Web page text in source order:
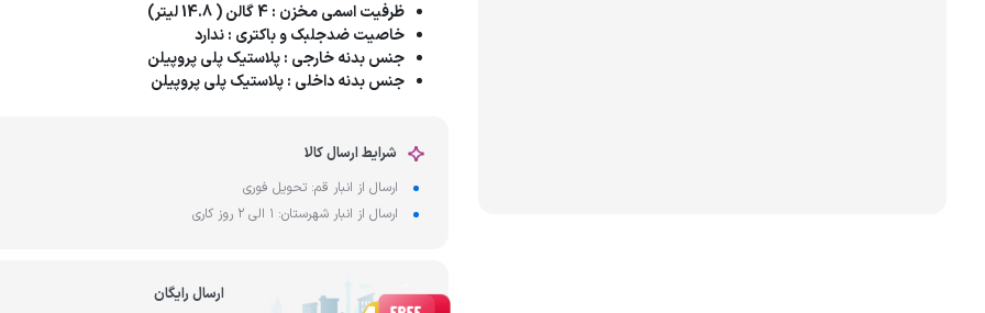
دستگاه‌ تصفیه آب 8 مرحله
دستگاه‌ تصفیه آب 9 مرحله
دستگاه‌ تصفیه آب 10 مرحله
تصفیه آب براساس کشورسازنده
ساخت کشور تایوان
پمپ
ظرفیت اسمی مخزن : 4 گالن ( 14.8 لیتر)
خاصیت ضدجلبک و باکتری : ندارد
جنس بدنه خارجی : پلاستیک پلی پروپیلن
جنس بدنه داخلی : پلاستیک پلی پروپیلن
شرایط ارسال کالا
ارسال از انبار قم: تحویل فوری
ارسال از انبار شهرستان: 1 الی 2 روز کاری
ارسال رایگان